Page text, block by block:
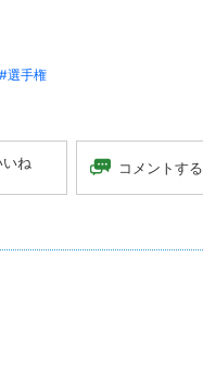
#選手権
いね コメントする